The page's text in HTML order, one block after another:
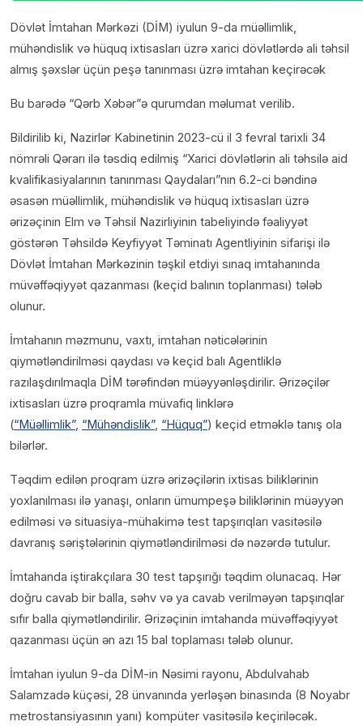
Dövlət İmtahan Mərkəzi (DİM) iyulun 9-da müəllimlik,
mühəndislik və hüquq ixtisasları üzrə xarici dövlətlərdə ali təhsil
almış şəxslər üçün peşə tanınması üzrə imtahan keçirəcək
Bu barədə “Qərb Xəbər”ə qurumdan məlumat verilib.
Bildirilib ki, Nazirlər Kabinetinin 2023-cü il 3 fevral tarixli 34
nömrəli Qərarı ilə təsdiq edilmiş “Xarici dövlətlərin ali təhsilə aid
kvalifikasiyalarının tanınması Qaydaları”nın 6.2-ci bəndinə
əsasən müəllimlik, mühəndislik və hüquq ixtisasları üzrə
ərizəçinin Elm və Təhsil Nazirliyinin tabeliyində fəaliyyət
göstərən Təhsildə Keyfiyyət Təminatı Agentliyinin sifarişi ilə
Dövlət İmtahan Mərkəzinin təşkil etdiyi sınaq imtahanında
müvəffəqiyyət qazanması (keçid balının toplanması) tələb
olunur.
İmtahanın məzmunu, vaxtı, imtahan nəticələrinin
qiymətləndirilməsi qaydası və keçid balı Agentliklə
razılaşdırılmaqla DİM tərəfindən müəyyənləşdirilir. Ərizəçilər
ixtisasları üzrə proqramla müvafiq linklərə
(“Müəllimlik”, “Mühəndislik”, “Hüquq”) keçid etməklə tanış ola
bilərlər.
Təqdim edilən proqram üzrə ərizəçilərin ixtisas biliklərinin
yoxlanılması ilə yanaşı, onların ümumpeşə biliklərinin müəyyən
edilməsi və situasiya-mühakimə test tapşırıqları vasitəsilə
davranış səriştələrinin qiymətləndirilməsi də nəzərdə tutulur.
İmtahanda iştirakçılara 30 test tapşırığı təqdim olunacaq. Hər
doğru cavab bir balla, səhv və ya cavab verilməyən tapşırıqlar
sıfır balla qiymətləndirilir. Ərizəçinin imtahanda müvəffəqiyyət
qazanması üçün ən azı 15 bal toplaması tələb olunur.
İmtahan iyulun 9-da DİM-in Nəsimi rayonu, Abdulvahab
Salamzadə küçəsi, 28 ünvanında yerləşən binasında (8 Noyabr
metrostansiyasının yanı) kompüter vasitəsilə keçiriləcək.